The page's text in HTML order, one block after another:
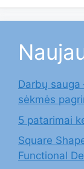
Darbų
sėkmės
5 patarimai
Square
Functional